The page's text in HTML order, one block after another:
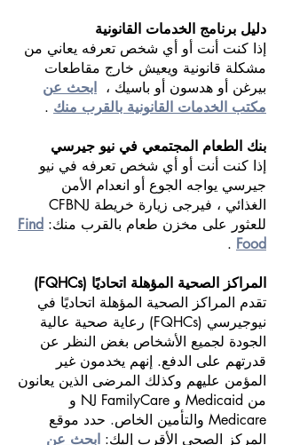
دليل برنامج الخدمات القانونية
إذا كنت أنت أو أي شخص تعرفه يعاني من
مشكلة قانونية ويعيش خارج مقاطعات
بيرغن أو هدسون أو باسيك ، ابحث عن
مكتب الخدمات القانونية بالقرب منك .
بنك الطعام المجتمعي في نيو جيرسي
إذا كنت أنت أو أي شخص تعرفه في نيو
جيرسي يواجه الجوع أو انعدام الأمن
الغذائي ، فيرجى زيارة خريطة CFBNJ
للعثور على مخزن طعام بالقرب منك: Find
Food
.
المراكز الصحية المؤهلة اتحاديًا (FQHCs)
تقدم المراكز الصحية المؤهلة اتحاديًا في
نيوجيرسي (FQHCs) رعاية صحية عالية
الجودة لجميع الأشخاص بغض النظر عن
قدرتهم على الدفع. إنهم يخدمون غير
المؤمن عليهم وكذلك المرضى الذين يعانون
من Medicaid و NJ FamilyCare و
Medicare والتأمين الخاص. حدد موقع
المركز الصحي الأقرب إليك: ابحث عن